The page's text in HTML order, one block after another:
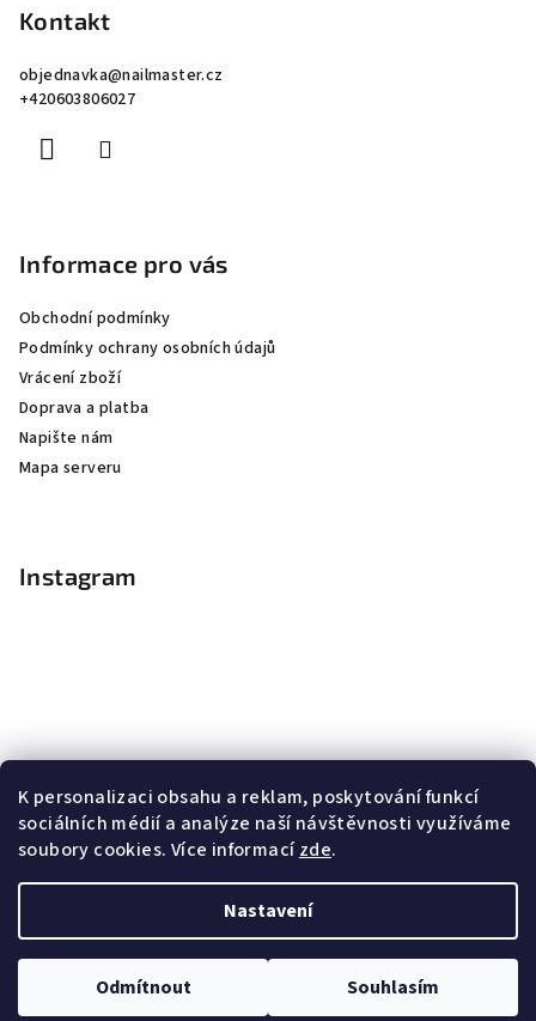
K personalizaci obsahu a reklam, poskytování funkcí
sociálních médií a analýze naší návštěvnosti využíváme
soubory cookies. Více informacízde.
Nastavení
Odmítnout Souhlasím
Kontakt
objednavka@nailmaster.cz
+420603806027
Informace pro vás
Obchodní podmínky
Podmínky ochrany osobních údajů
Vrácení zboží
Doprava a platba
Napište nám
Mapa serveru
Instagram
Sledovat na Instagramu
Upravit nastavení cookies